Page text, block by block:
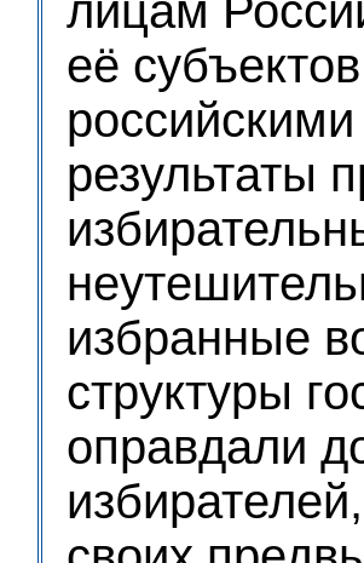
её
результаты
избранные
структуры
оправдали